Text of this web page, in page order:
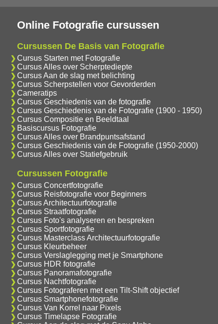
Online Fotografie cursussen
Cursussen De Basis van Fotografie
Cursus Starten met Fotografie
Cursus Alles over Scherptediepte
Cursus Aan de slag met belichting
Cursus Scherpstellen voor Gevorderden
Cameratips
Cursus Geschiedenis van de fotografie
Cursus Geschiedenis van de Fotografie (1900 - 1950)
Cursus Compositie en Beeldtaal
Basiscursus Fotografie
Cursus Alles over Brandpuntsafstand
Cursus Geschiedenis van de Fotografie (1950-2000)
Cursus Alles over Statiefgebruik
Cursussen Fotografie
Cursus Concertfotografie
Cursus Reisfotografie voor Beginners
Cursus Architectuurfotografie
Cursus Straatfotografie
Cursus Foto's analyseren en bespreken
Cursus Sportfotografie
Cursus Masterclass Architectuurfotografie
Cursus Kleurbeheer
Cursus Verslaglegging met je Smartphone
Cursus HDR fotografie
Cursus Panoramafotografie
Cursus Nachtfotografie
Cursus Fotograferen met een Tilt-Shift objectief
Cursus Smartphonefotografie
Cursus Van Korrel naar Pixels
Cursus Timelapse Fotografie